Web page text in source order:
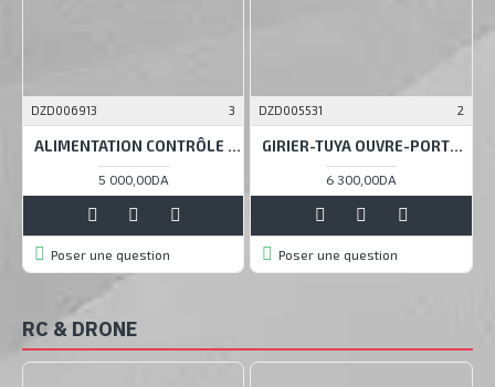
DZD006913 3
ALIMENTATION CONTRÔLE D'ACCÈS 12V 5A
5 000,00DA
Poser une question
DZD005531 2
GIRIER-TUYA OUVRE-PORTE DE GARAGE WIFI INTELLIGENT
6 300,00DA
Poser une question
RC & DRONE